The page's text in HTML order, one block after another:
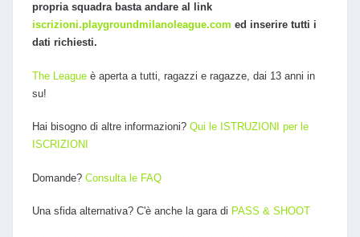
propria squadra basta andare al link
iscrizioni.playgroundmilanoleague.com ed inserire tutti i
dati richiesti.
The League è aperta a tutti, ragazzi e ragazze, dai 13 anni in
su!
Hai bisogno di altre informazioni? Qui le ISTRUZIONI per le
ISCRIZIONI
Domande? Consulta le FAQ
Una sfida alternativa? C'è anche la gara di PASS & SHOOT